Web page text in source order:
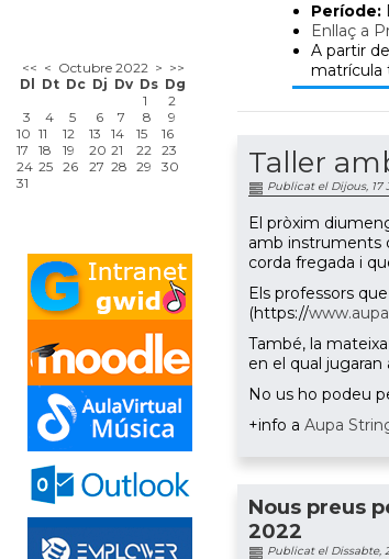
<< < Octubre 2022 > >>
Dl
Dt Dc Dj Dv Ds Dg
1
2
3
4 5 6 7 8
9
10 11 12 13 14 15
16
17
18 19 20 21 22 23
24 25 26 27 28 29
30
31
Període:
Enllaç a
A partir
matrícula
Taller
Publicat el Dijous, 17
El pròxim
amb instruments
corda fregada i
Els professors
(https://
També, la
en el qual
No us ho podeu
+info aAupa
Nous preus
2022
Publicat el Dissabte,